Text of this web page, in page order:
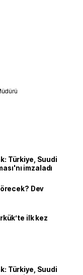
Türkiye, Suudi
imzaladı
Dev
ilk kez
Türkiye, Suudi